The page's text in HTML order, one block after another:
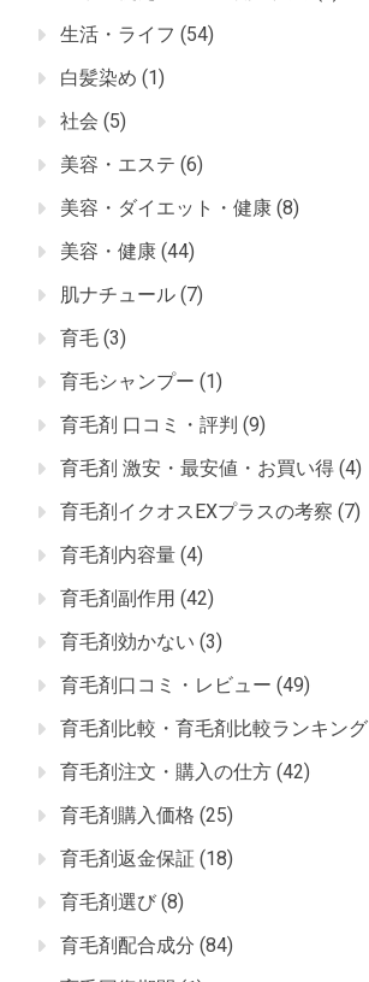
生活・ライフ (54)
白髪染め (1)
社会 (5)
美容・エステ (6)
美容・ダイエット・健康 (8)
美容・健康 (44)
肌ナチュール (7)
育毛 (3)
育毛シャンプー (1)
育毛剤 口コミ・評判 (9)
育毛剤 激安・最安値・お買い得 (4)
育毛剤イクオスEXプラスの考察 (7)
育毛剤内容量 (4)
育毛剤副作用 (42)
育毛剤効かない (3)
育毛剤口コミ・レビュー (49)
育毛剤比較・育毛剤比較ランキング
育毛剤注文・購入の仕方 (42)
育毛剤購入価格 (25)
育毛剤返金保証 (18)
育毛剤選び (8)
育毛剤配合成分 (84)